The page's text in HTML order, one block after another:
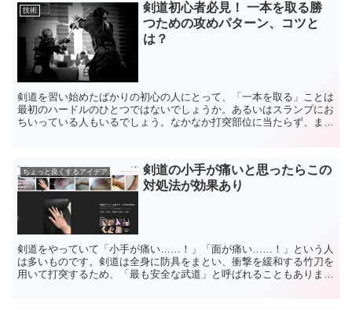
技術
剣道初心者必見！ 一本を取る勝
つための攻めパターン、コツと
は？
剣道を習い始めたばかりの初心の人にとって、「一本を取る」ことは
最初のハードルのひとつではないでしょうか。あるいはスランプにお
ちいっている人もいるでしょう。なかなか打突部位に当たらず、また
ちょっと良くするアイデア
剣道の小手が痛いと思ったらこの
対処法が効果あり
剣道をやっていて「小手が痛い……！」「面が痛い……！」という人
は多いものです。剣道は全身に防具をまとい、衝撃を緩和する竹刀を
用いて打突するため、「最も安全な武道」と呼ばれることもあります